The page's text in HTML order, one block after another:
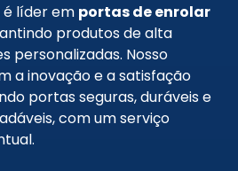
líder em portas de enrolar
produtos de alta
personalizadas. Nosso
a inovação e a satisfação
portas seguras, duráveis e
com um serviço